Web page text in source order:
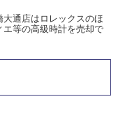
通店はロレックスのほ
等の高級時計を売却で